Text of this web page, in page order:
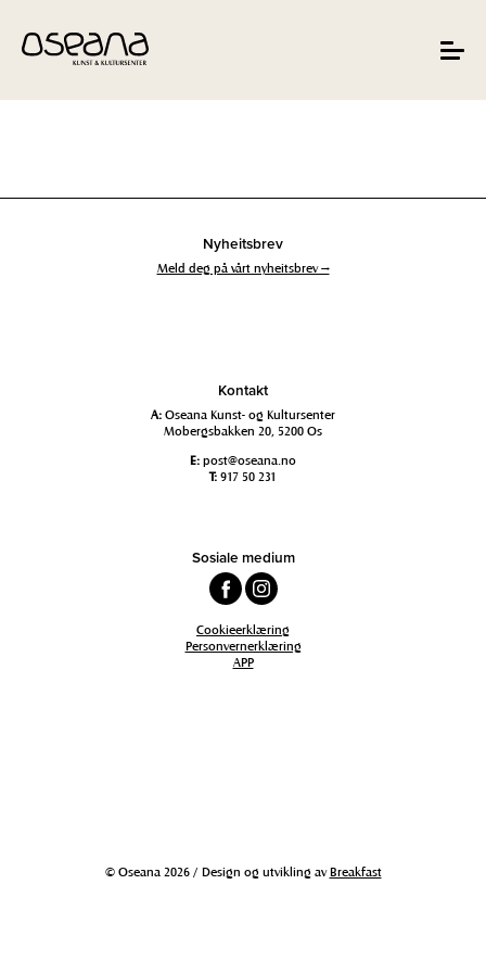
innhold
navigasjon
Toggle
Nyheitsbrev
Meld deg på vårt nyheitsbrev →
Kontakt
A: Oseana Kunst- og Kultursenter
Mobergsbakken 20, 5200 Os
E: post@oseana.no
T: 917 50 231
Sosiale medium
Cookieerklæring
Personvernerklæring
APP
© Oseana 2026 / Design og utvikling avBreakfast